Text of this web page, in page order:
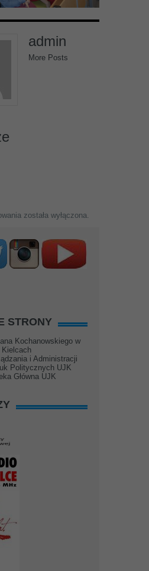
admin
More Posts
została wyłączona.
STRONY
Kochanowskiego w
Kielcach
i Administracji
Politycznych UJK
Główna UJK